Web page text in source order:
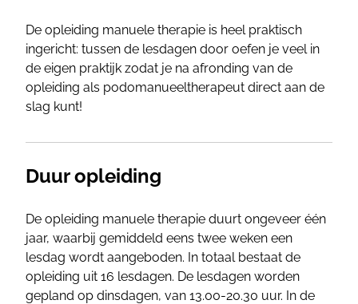
De opleiding manuele therapie is heel praktisch
ingericht: tussen de lesdagen door oefen je veel in
de eigen praktijk zodat je na afronding van de
opleiding als podomanueeltherapeut direct aan de
slag kunt!
Duur opleiding
De opleiding manuele therapie duurt ongeveer één
jaar, waarbij gemiddeld eens twee weken een
lesdag wordt aangeboden. In totaal bestaat de
opleiding uit 16 lesdagen. De lesdagen worden
gepland op dinsdagen, van 13.00-20.30 uur. In de